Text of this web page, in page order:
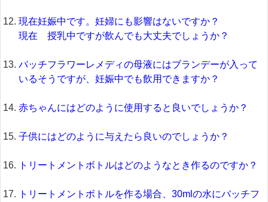
現在妊娠中です。妊婦にも影響はないですか？
現在 授乳中ですが飲んでも大丈夫でしょうか？
バッチフラワーレメディの母液にはブランデーが入って
いるそうですが、妊娠中でも飲用できますか？
赤ちゃんにはどのように使用すると良いでしょうか？
子供にはどのように与えたら良いのでしょうか？
トリートメントボトルはどのようなとき作るのですか？
トリートメントボトルを作る場合、30mlの水にバッチフ